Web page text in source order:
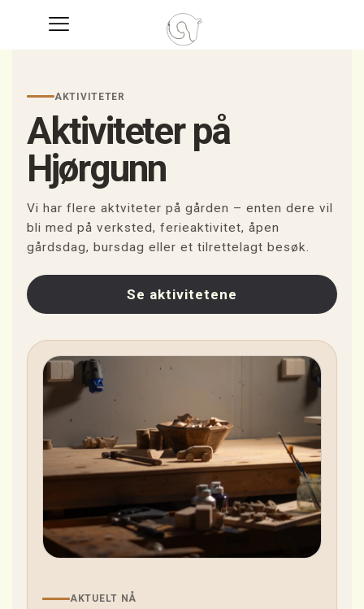
AKTIVITETER
Aktiviteter på
Hjørgunn
Vi har flere aktviteter på gården – enten dere vil
bli med på verksted, ferieaktivitet, åpen
gårdsdag, bursdag eller et tilrettelagt besøk.
Se aktivitetene
AKTUELT NÅ